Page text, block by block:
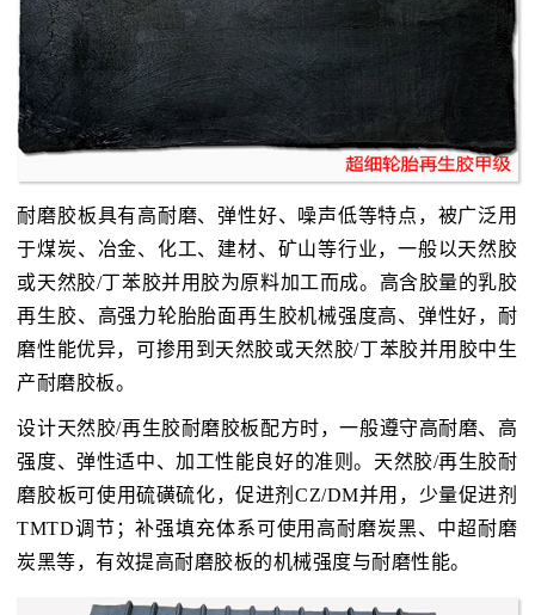
耐磨胶板具有高耐磨、弹性好、噪声低等特点，被广泛用
于煤炭、冶金、化工、建材、矿山等行业，一般以天然胶
或天然胶/丁苯胶并用胶为原料加工而成。高含胶量的乳胶
再生胶、高强力轮胎胎面再生胶机械强度高、弹性好，耐
磨性能优异，可掺用到天然胶或天然胶/丁苯胶并用胶中生
产耐磨胶板。
设计天然胶/再生胶耐磨胶板配方时，一般遵守高耐磨、高
强度、弹性适中、加工性能良好的准则。天然胶/再生胶耐
磨胶板可使用硫磺硫化，促进剂CZ/DM并用，少量促进剂
TMTD调节；补强填充体系可使用高耐磨炭黑、中超耐磨
炭黑等，有效提高耐磨胶板的机械强度与耐磨性能。